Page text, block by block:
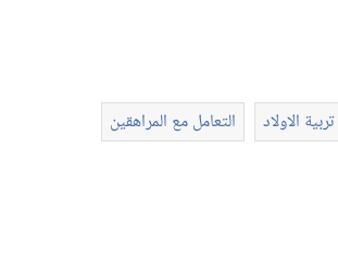
تربية الاولاد التعامل مع المراهقين